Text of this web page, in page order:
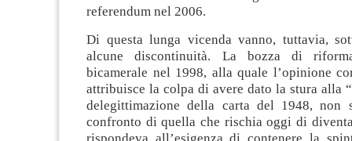
referendum nel 2006.
Di questa lunga vicenda vanno, tuttavia,
alcune discontinuità. La bozza di
bicamerale nel 1998, alla quale l’opinione
attribuisce la colpa di avere dato la stura alla
delegittimazione della carta del 1948, non
confronto di quella che rischia oggi di